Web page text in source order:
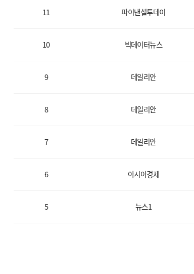
11 파이낸셜투데이
10 빅데이터뉴스
9 데일리안
8 데일리안
7 데일리안
6 아시아경제
5 뉴스1